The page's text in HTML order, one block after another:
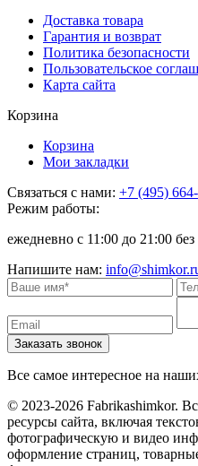
Доставка товара
Гарантия и возврат
Политика безопасности
Пользовательское
Карта сайта
Корзина
Корзина
Мои закладки
Связаться с нами: +7 (495)
Режим работы:
ежедневно с 11:00 до 21:00
Напишите нам:
Все самое интересное на
© 2023-2026 Fabrikashimkor.
ресурсы сайта, включая
фотографическую и видео
оформление страниц,